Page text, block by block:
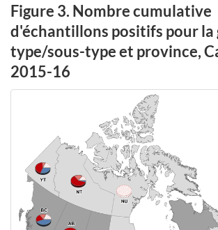
Figure 3. Nombre cumulative
d'échantillons positifs pour la
type/sous-type et province,
2015-16